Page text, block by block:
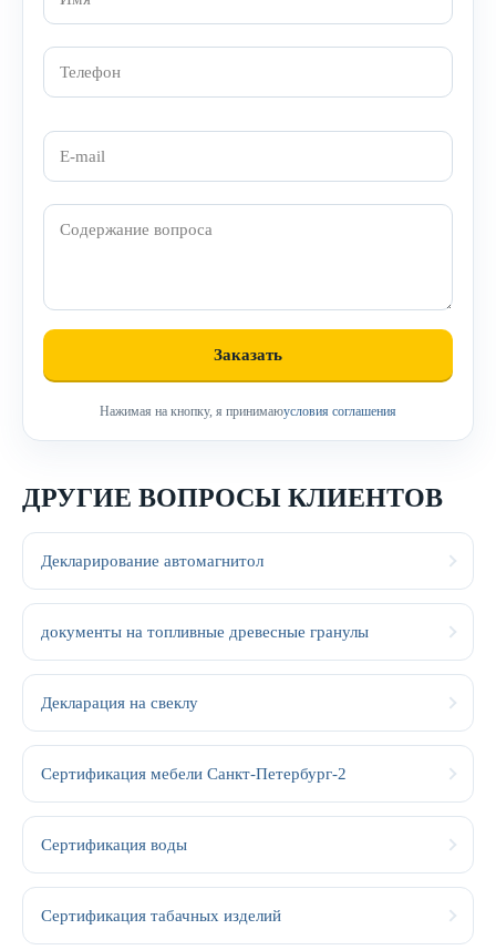
Нажимая на кнопку, я принимаюусловия соглашения
ДРУГИЕ ВОПРОСЫ КЛИЕНТОВ
Декларирование автомагнитол
документы на топливные древесные гранулы
Декларация на свеклу
Сертификация мебели Санкт-Петербург-2
Сертификация воды
Сертификация табачных изделий